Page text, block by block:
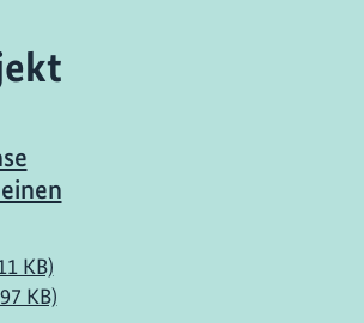
KB)
KB)